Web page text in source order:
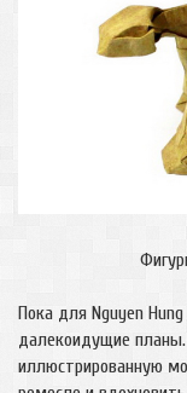
Пока для Nguyen
далекоидущие
иллюстрированную